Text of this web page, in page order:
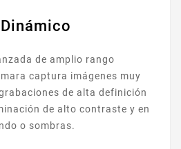
de amplio rango
captura imágenes muy
de alta definición
de alto contraste y en
o sombras.